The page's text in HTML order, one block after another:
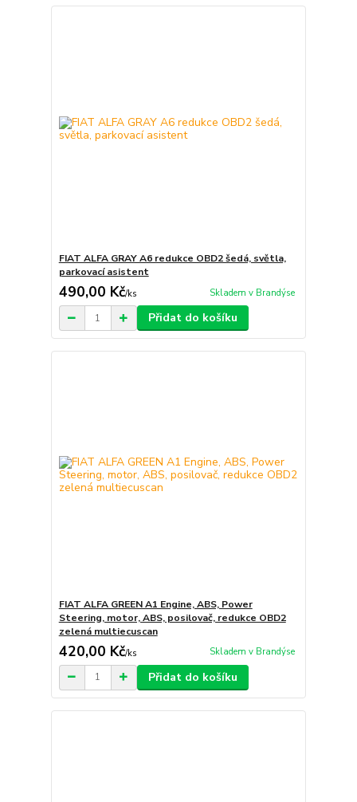
FIAT ALFA GRAY A6 redukce OBD2 šedá, světla,
parkovací asistent
490,00 Kč/ks Skladem v Brandýse
Přidat do košíku
FIAT ALFA GREEN A1 Engine, ABS, Power
Steering, motor, ABS, posilovač, redukce OBD2
zelená multiecuscan
420,00 Kč/ks Skladem v Brandýse
Přidat do košíku